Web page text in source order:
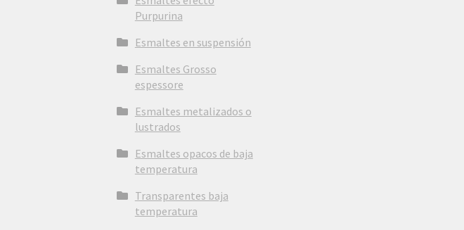
Purpurina
Esmaltes en suspensión
Esmaltes Grosso
espessore
Esmaltes metalizados o
lustrados
Esmaltes opacos de baja
temperatura
Transparentes baja
temperatura